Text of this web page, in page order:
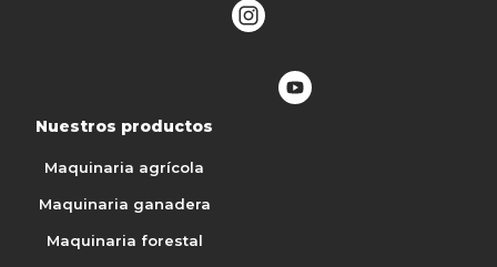
Nuestros productos
Maquinaria agrícola
Maquinaria ganadera
Maquinaria forestal